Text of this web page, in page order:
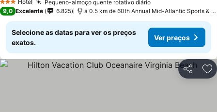
3 EstrelasHotel Pequeno-almoço quente rotativo diário
9,0 Excelente 6.825 a 0.5 km de 60th Annual Mid-Atlantic Sports & Boat Show
Selecione as datas para ver os preços
exatos.
Ver preços
Partilhar